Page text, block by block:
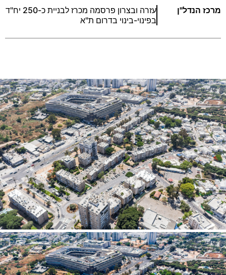
מרכז הנדל"ן
עזרה ובצרון פרסמה מכרז לבניית כ-250 יח"ד
בפינוי-בינוי בדרום ת"א